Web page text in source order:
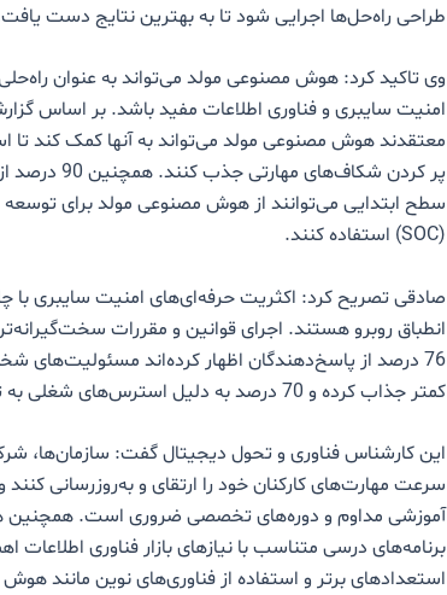
طراحی راه‌حل‌ها اجرایی شود تا به بهترین نتایج دست
وی تاکید کرد: هوش مصنوعی مولد می‌تواند به عنوان
معتقدند هوش مصنوعی مولد می‌تواند به آنها کمک کند تا
پر کردن
سطح ابتدایی می‌توانند از هوش مصنوعی مولد برای
(SOC) استفاده کنند.
صادقی تصریح کرد: اکثریت حرفه‌ای‌های امنیت سایبری با
انطباق روبرو هستند. اجرای قوانین و مقررات
76 درصد از پاسخ‌دهندگان اظهار کرده‌اند مسئولیت‌های
کمتر جذاب کرده و 70 درصد به دلیل استرس‌های شغلی به ترک این حوزه فکر کرده‌اند.
این کارشناس فناوری و تحول دیجیتال گفت: سازمان‌ها،
سرعت مهارت‌های کارکنان خود را ارتقای و به‌روزرسانی کنند
آموزشی مداوم و دوره‌های تخصصی ضروری است. همچنین
برنامه‌های درسی متناسب با نیازهای بازار فناوری
استعدادهای برتر و استفاده از فناوری‌های نوین مانند